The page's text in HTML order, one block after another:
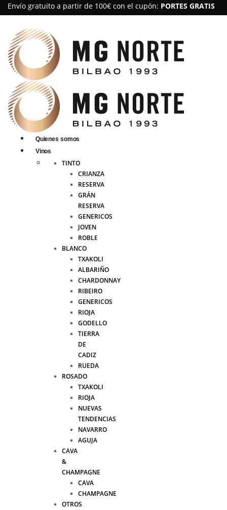
Envío gratuito a partir de 100€ con el cupón: PORTES GRATIS
Quienes somos
Vinos
TINTO
CRIANZA
RESERVA
GRÁN
RESERVA
GENERICOS
JOVEN
ROBLE
BLANCO
TXAKOLI
ALBARIÑO
CHARDONNAY
RIBEIRO
GENERICOS
RIOJA
GODELLO
TIERRA
DE
CADIZ
RUEDA
ROSADO
TXAKOLI
RIOJA
NUEVAS
TENDENCIAS
NAVARRO
AGUJA
CAVA
&
CHAMPAGNE
CAVA
CHAMPAGNE
OTROS